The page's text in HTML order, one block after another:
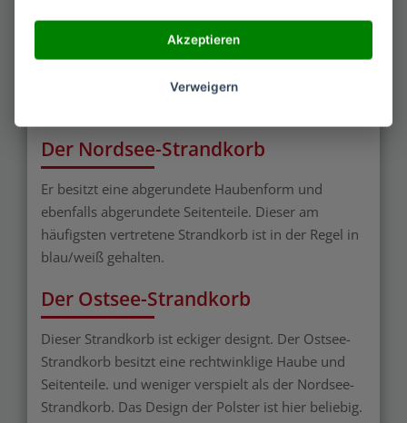
Strandkörbe in zwei klassischen Designs: Nordsee
und Ostsee. Es gibt auch das sogenannte DDR-
Design, das wie der Name verrät aus der
ehemaligen Deutschen Demokratischen Republik
Der Nordsee-Strandkorb
Er besitzt eine abgerundete Haubenform und
ebenfalls abgerundete Seitenteile. Dieser am
häufigsten vertretene Strandkorb ist in der Regel in
blau/weiß gehalten.
Der Ostsee-Strandkorb
Dieser Strandkorb ist eckiger designt. Der Ostsee-
Strandkorb besitzt eine rechtwinklige Haube und
Seitenteile. und weniger verspielt als der Nordsee-
Strandkorb. Das Design der Polster ist hier beliebig.
Akzeptieren
Verweigern